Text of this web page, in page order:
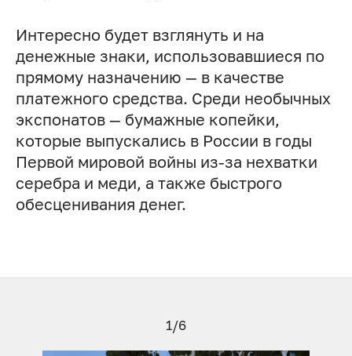
Интересно будет взглянуть и на
денежные знаки, использовавшиеся по
прямому назначению — в качестве
платежного средства. Среди необычных
экспонатов — бумажные копейки,
которые выпускались в России в годы
Первой мировой войны из-за нехватки
серебра и меди, а также быстрого
обесценивания денег.
1/6